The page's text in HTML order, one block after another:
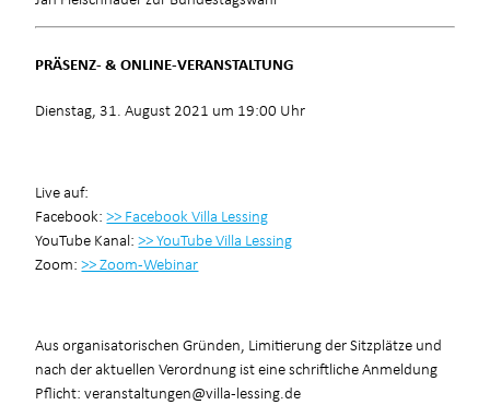
PRÄSENZ- & ONLINE-VERANSTALTUNG
Dienstag, 31. August 2021 um 19:00 Uhr
Live auf:
Facebook:>> Facebook Villa Lessing
YouTube Kanal:>> YouTube Villa Lessing
Zoom:>> Zoom-Webinar
Aus organisatorischen Gründen, Limitierung der Sitzplätze und
nach der aktuellen Verordnung ist eine schriftliche Anmeldung
Pflicht: veranstaltungen@villa-lessing.de